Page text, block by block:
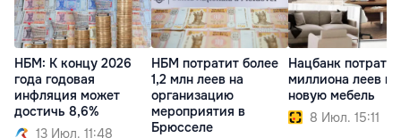
НБМ: К концу 2026
года годовая
инфляция может
достичь 8,6%
13 Июл. 11:48
НБМ потратит более
1,2 млн леев на
организацию
мероприятия в
Брюсселе
Нацбанк
миллиона леев на
новую мебель
8 Июл. 15:11